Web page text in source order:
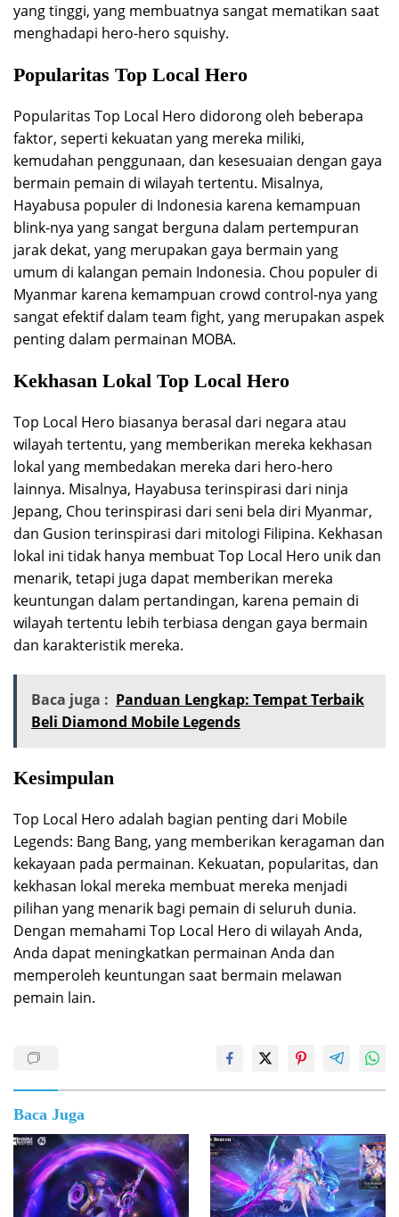
yang tinggi, yang membuatnya sangat mematikan saat
menghadapi hero-hero squishy.
Popularitas Top Local Hero
Popularitas Top Local Hero didorong oleh beberapa
faktor, seperti kekuatan yang mereka miliki,
kemudahan penggunaan, dan kesesuaian dengan gaya
bermain pemain di wilayah tertentu. Misalnya,
Hayabusa populer di Indonesia karena kemampuan
blink-nya yang sangat berguna dalam pertempuran
jarak dekat, yang merupakan gaya bermain yang
umum di kalangan pemain Indonesia. Chou populer di
Myanmar karena kemampuan crowd control-nya yang
sangat efektif dalam team fight, yang merupakan aspek
penting dalam permainan MOBA.
Kekhasan Lokal Top Local Hero
Top Local Hero biasanya berasal dari negara atau
wilayah tertentu, yang memberikan mereka kekhasan
lokal yang membedakan mereka dari hero-hero
lainnya. Misalnya, Hayabusa terinspirasi dari ninja
Jepang, Chou terinspirasi dari seni bela diri Myanmar,
dan Gusion terinspirasi dari mitologi Filipina. Kekhasan
lokal ini tidak hanya membuat Top Local Hero unik dan
menarik, tetapi juga dapat memberikan mereka
keuntungan dalam pertandingan, karena pemain di
wilayah tertentu lebih terbiasa dengan gaya bermain
dan karakteristik mereka.
Baca juga : Panduan Lengkap: Tempat Terbaik
Beli Diamond Mobile Legends
Kesimpulan
Top Local Hero adalah bagian penting dari Mobile
Legends: Bang Bang, yang memberikan keragaman dan
kekayaan pada permainan. Kekuatan, popularitas, dan
kekhasan lokal mereka membuat mereka menjadi
pilihan yang menarik bagi pemain di seluruh dunia.
Dengan memahami Top Local Hero di wilayah Anda,
Anda dapat meningkatkan permainan Anda dan
memperoleh keuntungan saat bermain melawan
pemain lain.
Baca Juga